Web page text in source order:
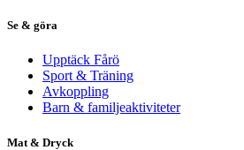
Se & göra
Upptäck Fårö
Sport & Träning
Avkoppling
Barn & familjeaktiviteter
Mat & Dryck